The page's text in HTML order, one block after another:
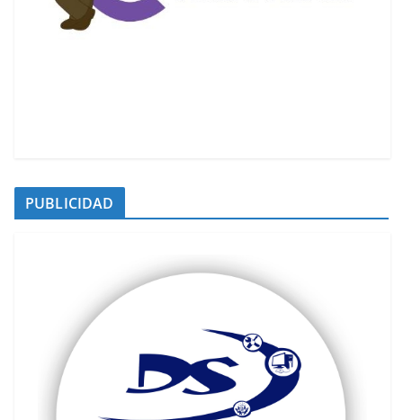
PUBLICIDAD